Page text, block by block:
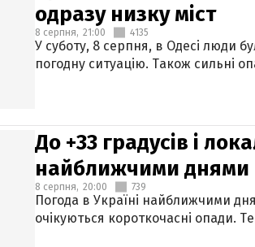
одразу низку міст
8 серпня, 21:00 4135
У суботу, 8 серпня, в Одесі люди
погодну ситуацію. Також сильні
До +33 градусів і
найближчими днями
8 серпня, 20:00 739
Погода в Україні найближчими
очікуються короткочасні опади.